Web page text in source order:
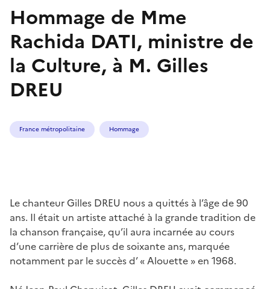
Hommage de Mme
Rachida DATI, ministre de
la Culture, à M. Gilles
DREU
France métropolitaine Hommage
Le chanteur Gilles DREU nous a quittés à l’âge de 90
ans. Il était un artiste attaché à la grande tradition de
la chanson française, qu’il aura incarnée au cours
d’une carrière de plus de soixante ans, marquée
notamment par le succès d’ « Alouette » en 1968.